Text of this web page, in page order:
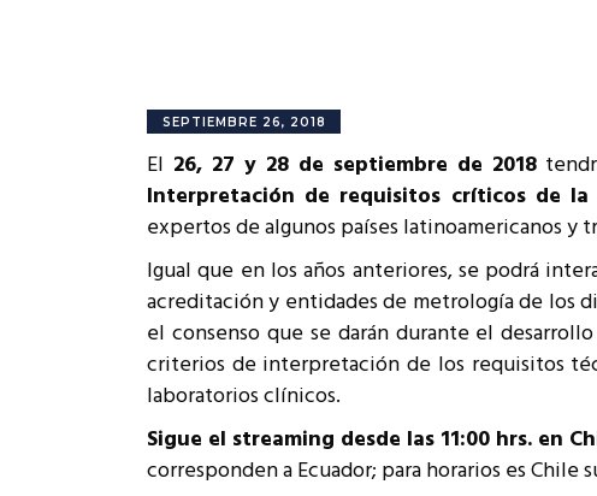
SEPTIEMBRE 26, 2018
El 26, 27 y 28 de septiembre de 2018
Interpretación de requisitos críticos de la
expertos de algunos países latinoamericanos
Igual que en los años anteriores, se podrá
acreditación y entidades de metrología de los
el consenso que se darán durante el
criterios de interpretación de los requisitos
laboratorios clínicos.
Sigue el streaming desde las 11:00 hrs. en
corresponden a Ecuador; para horarios es Chile